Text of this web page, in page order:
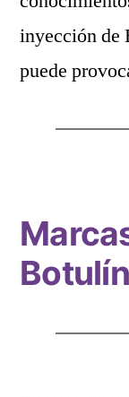
inyección de
puede